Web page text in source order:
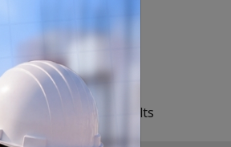
ज सुकै होस्
View Results